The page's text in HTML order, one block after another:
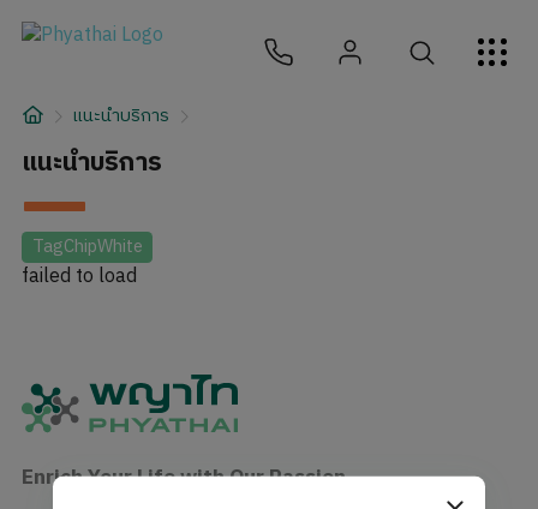
TH English
บทความ
เกี่ยวกับเรา
สาขาโรงพยาบาล
แนะนำบริการ
แนะนำบริการ
TagChipWhite
failed to load
Enrich Your Life with Our Passion